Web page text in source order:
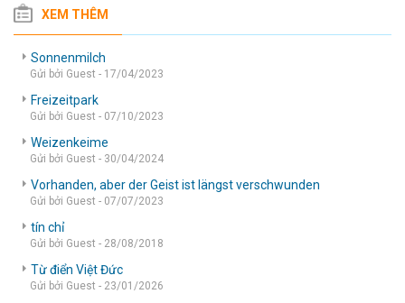
XEM THÊM
Sonnenmilch
Gửi bởi Guest - 17/04/2023
Freizeitpark
Gửi bởi Guest - 07/10/2023
Weizenkeime
Gửi bởi Guest - 30/04/2024
Vorhanden, aber der Geist ist längst verschwunden
Gửi bởi Guest - 07/07/2023
tín chỉ
Gửi bởi Guest - 28/08/2018
Từ điển Việt Đức
Gửi bởi Guest - 23/01/2026